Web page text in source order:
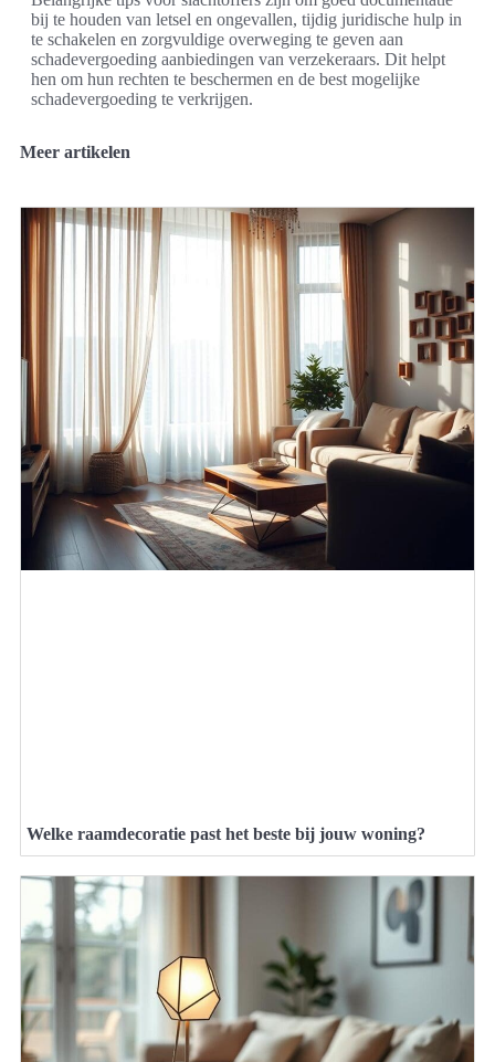
bij te houden van letsel en ongevallen, tijdig juridische hulp in
te schakelen en zorgvuldige overweging te geven aan
schadevergoeding aanbiedingen van verzekeraars. Dit helpt
hen om hun rechten te beschermen en de best mogelijke
schadevergoeding te verkrijgen.
Meer artikelen
Welke raamdecoratie past het beste bij jouw woning?